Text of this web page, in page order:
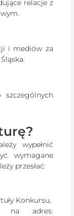
relacje z
i mediów za
wypełnić
wymagane
przesłać:
Konkursu,
na adres: